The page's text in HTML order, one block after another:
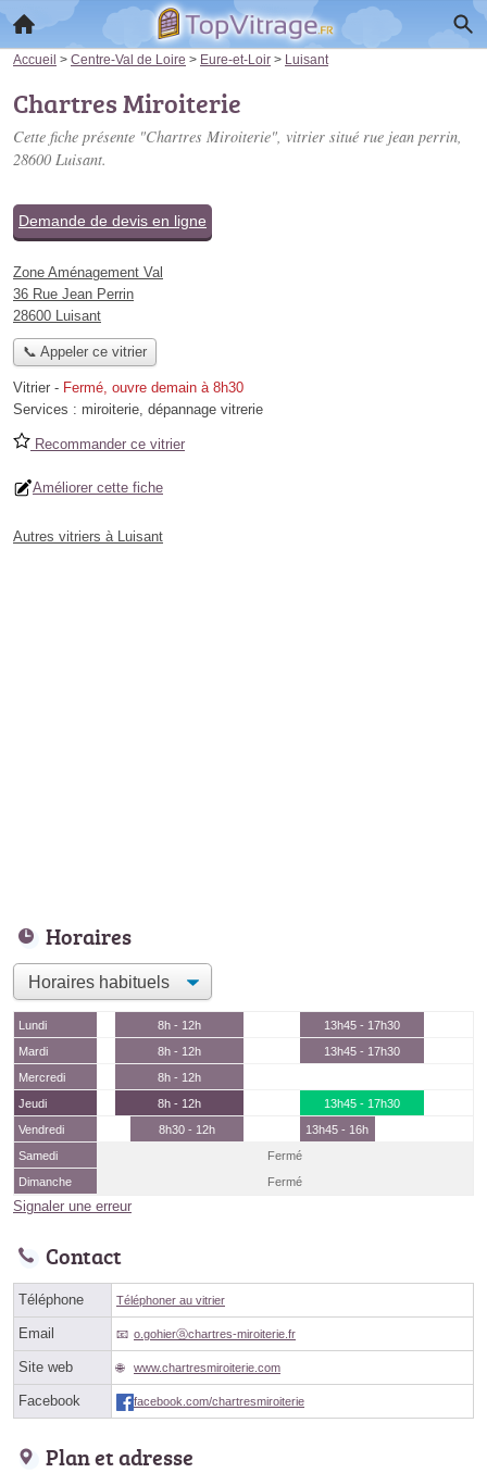
Accueil > Centre-Val de Loire > Eure-et-Loir > Luisant
Chartres Miroiterie
Cette fiche présente "Chartres Miroiterie", vitrier situé rue jean perrin,
28600 Luisant.
Demande de devis en ligne
Zone Aménagement Val
36 Rue Jean Perrin
28600 Luisant
📞 Appeler ce vitrier
Vitrier - Fermé, ouvre demain à 8h30
Services : miroiterie, dépannage vitrerie
Recommander ce vitrier
Améliorer cette fiche
Autres vitriers à Luisant
Horaires
Lundi 8h - 12h
13h45 - 17h30
Mardi
8h - 12h
13h45 - 17h30
Mercredi
8h - 12h
Jeudi
8h - 12h
13h45 - 17h30
Vendredi
8h30 - 12h
13h45 - 16h
Samedi
Fermé
Dimanche
Fermé
Signaler une erreur
Contact
Téléphone Téléphoner au vitrier
Email o.gohierⓐchartres-miroiterie.fr
Site web www.chartresmiroiterie.com
Facebook facebook.com/chartresmiroiterie
Plan et adresse